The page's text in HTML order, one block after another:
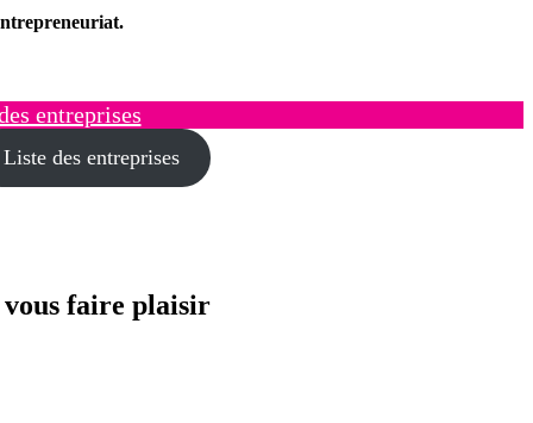
entreprises
Liste des entreprises
vous faire plaisir